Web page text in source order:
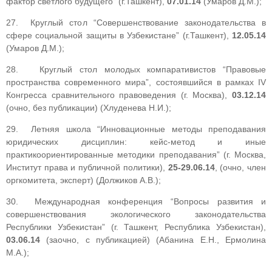
27. Круглый стол “Совершенствование законодательства в
сфере социальной защиты в Узбекистане” (г.Ташкент), 12.05.14
(Умаров Д.М.);
28. Круглый стол молодых компаративистов “Правовые
пространства современного мира”, состоявшийся в рамках IV
Конгресса сравнительного правоведения (г. Москва), 03.12.14
(очно, без публикации) (Хлуденева Н.И.);
29. Летняя школа “Инновационные методы преподавания
юридических дисциплин: кейс-метод и иные
практикоориентированные методики преподавания” (г. Москва,
Институт права и публичной политики), 25-29.06.14, (очно, член
оргкомитета, эксперт) (Должиков А.В.);
30. Международная конференция “Вопросы развития и
совершенствования экологического законодательства
Республики Узбекистан” (г. Ташкент, Республика Узбекистан),
03.06.14 (заочно, с публикацией) (Абанина Е.Н., Ермолина
М.А.);